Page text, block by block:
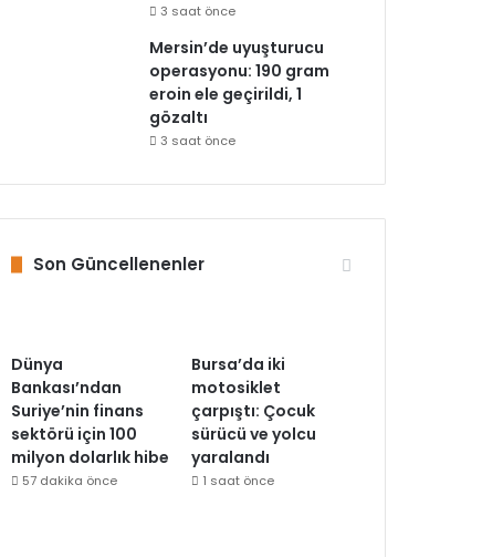
3 saat önce
Mersin’de uyuşturucu
operasyonu: 190 gram
eroin ele geçirildi, 1
gözaltı
3 saat önce
Son Güncellenenler
Dünya
Bankası’ndan
Suriye’nin finans
sektörü için 100
milyon dolarlık hibe
57 dakika önce
Bursa’da iki
motosiklet
çarpıştı: Çocuk
sürücü ve yolcu
yaralandı
1 saat önce